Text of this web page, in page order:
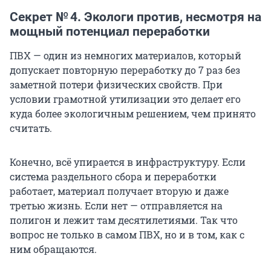
Секрет № 4. Экологи против, несмотря на
мощный потенциал переработки
ПВХ — один из немногих материалов, который
допускает повторную переработку до 7 раз без
заметной потери физических свойств. При
условии грамотной утилизации это делает его
куда более экологичным решением, чем принято
считать.
Конечно, всё упирается в инфраструктуру. Если
система раздельного сбора и переработки
работает, материал получает вторую и даже
третью жизнь. Если нет — отправляется на
полигон и лежит там десятилетиями. Так что
вопрос не только в самом ПВХ, но и в том, как с
ним обращаются.